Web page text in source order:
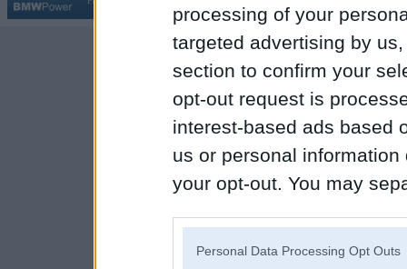
processing of your
targeted advertising by
section to confirm your
opt-out request is
interest-based ads based
us or personal
your opt-out. You may
Personal Data Processing Opt Outs